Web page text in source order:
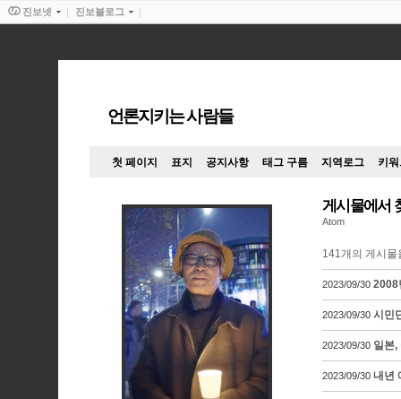
언론지키는 사람들
첫 페이지 표지 공지사항 태그 구름 지역로그 키
게시물에서
Atom
141개의 게시물
2023/09/30 2008
2023/09/30 시민
2023/09/30 일본,
2023/09/30 내년
진보넷 진보블로그